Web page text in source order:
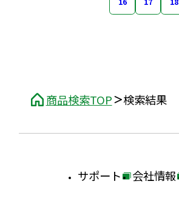
商品検索TOP 検索結果
外
サポート
外
会社情報